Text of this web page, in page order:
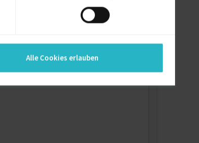
Alle Cookies erlauben